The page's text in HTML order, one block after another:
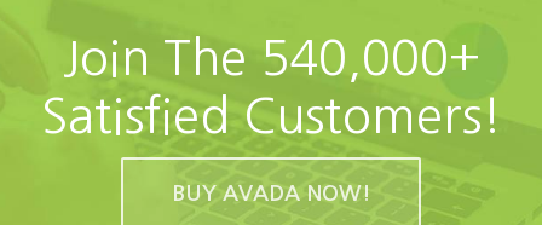
Join The 540,000+
Satisfied Customers!
BUY AVADA NOW!